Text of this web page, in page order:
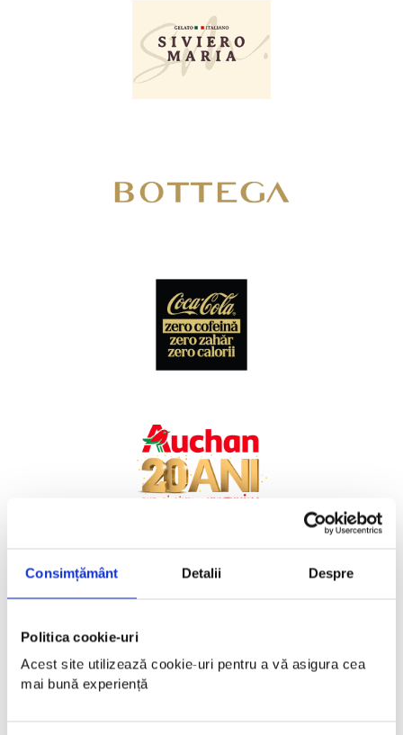
Consimțământ Detalii Despre
Politica cookie-uri
Acest site utilizează cookie-uri pentru a vă asigura cea
mai bună experiență